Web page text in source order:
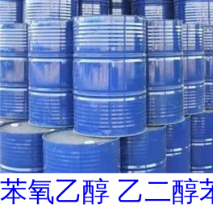
苯氧乙醇 乙二醇